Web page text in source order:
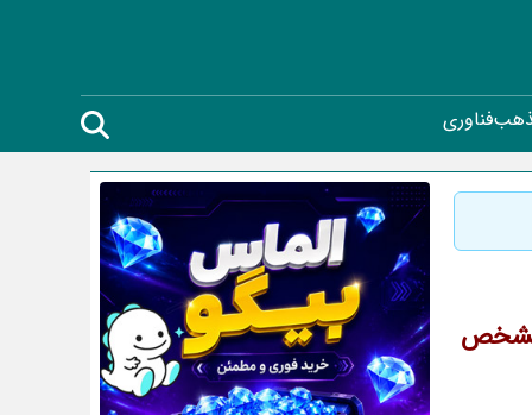
فناوری
مشخص